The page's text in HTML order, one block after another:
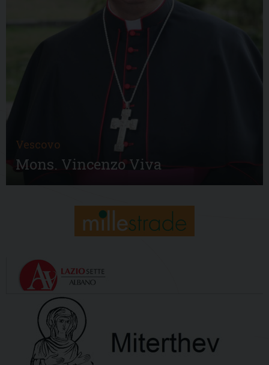
Vescovo
Mons. Vincenzo Viva